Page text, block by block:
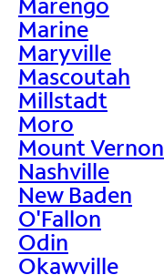
Marine
Maryville
Mascoutah
Millstadt
Moro
Mount Vernon
Nashville
New Baden
O'Fallon
Odin
Okawville